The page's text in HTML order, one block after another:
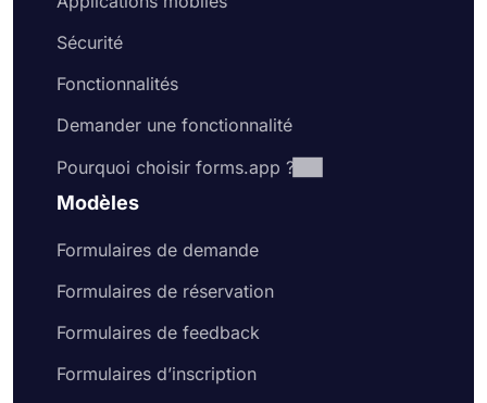
Sécurité
Fonctionnalités
Demander une fonctionnalité
Pourquoi choisir forms.app ?
Modèles
Formulaires de demande
Formulaires de réservation
Formulaires de feedback
Formulaires d’inscription